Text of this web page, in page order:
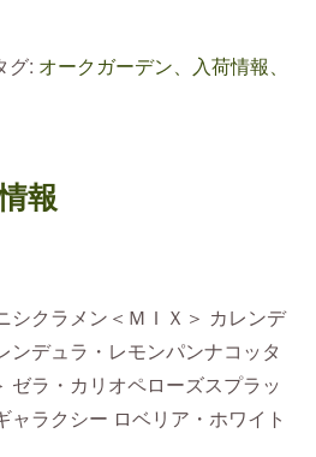
グ: オークガーデン、入荷情報、
報
シクラメン＜ＭＩＸ＞ カレンデ
ンデュラ・レモンパンナコッタ
ゼラ・カリオペローズスプラッ
ャラクシー ロベリア・ホワイト